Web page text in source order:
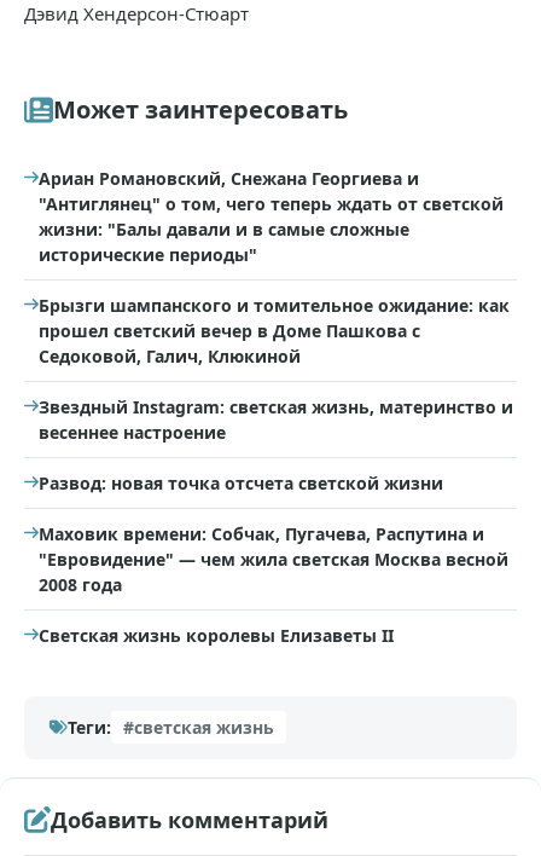
Дэвид Хендерсон-Стюарт
Может заинтересовать
Ариан Романовский, Снежана Георгиева и
"Антиглянец" о том, чего теперь ждать от светской
жизни: "Балы давали и в самые сложные
исторические периоды"
Брызги шампанского и томительное ожидание: как
прошел светский вечер в Доме Пашкова с
Седоковой, Галич, Клюкиной
Звездный Instagram: светская жизнь, материнство и
весеннее настроение
Развод: новая точка отсчета светской жизни
Маховик времени: Собчак, Пугачева, Распутина и
"Евровидение" — чем жила светская Москва весной
2008 года
Светская жизнь королевы Елизаветы II
Теги: #светская жизнь
Добавить комментарий